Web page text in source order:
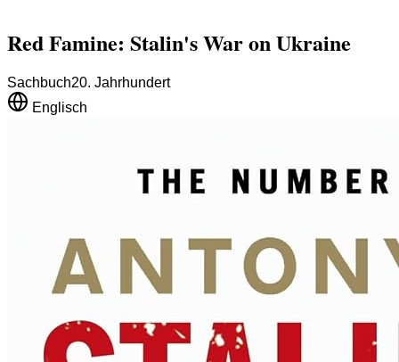
Red Famine: Stalin's War on Ukraine
Sachbuch20. Jahrhundert
Englisch